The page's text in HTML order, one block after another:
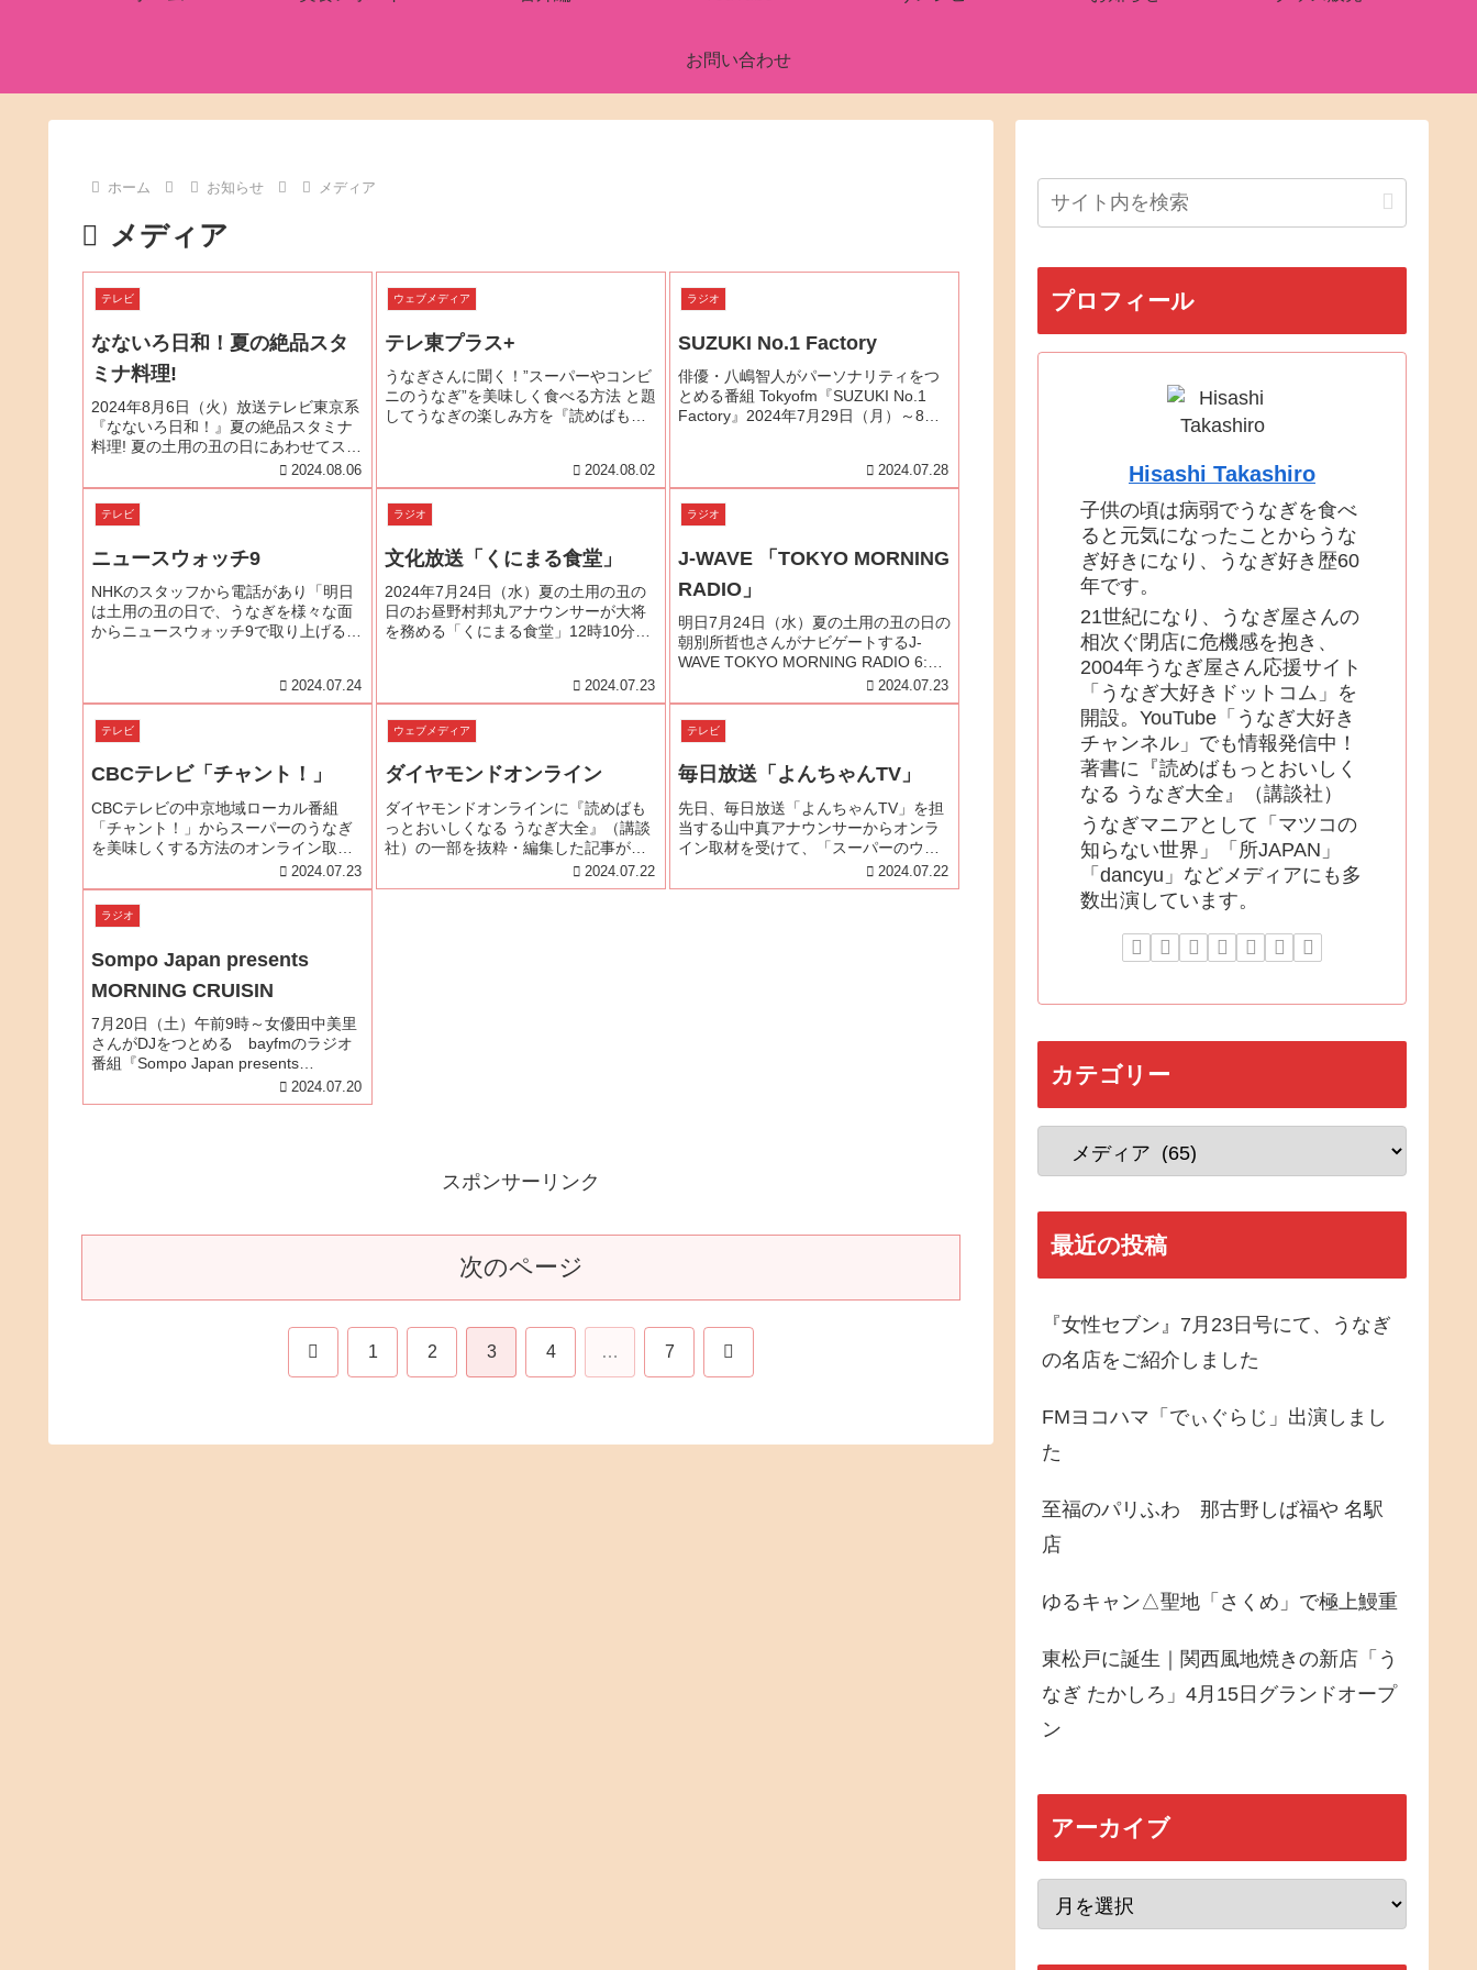
お問い合わせ
ホーム お知らせ メディア
メディア
テレビ
なないろ日和！夏の絶品スタ
ミナ料理!
2024年8月6日（火）放送テレビ東京系
『なないろ日和！』夏の絶品スタミナ
料理! 夏の土用の丑の日にあわせてスー
パーマーケット販売されるこだわりの
うなぎの蒲焼をご自宅でさらに美味し
く食べる方法夏にピッタリ！スーパー
のうなぎを使ったうなぎレシ...
2024.08.06
ウェブメディア
テレ東プラス+
うなぎさんに聞く！”スーパーやコンビ
ニのうなぎ”を美味しく食べる方法 と題
してうなぎの楽しみ方を『読めばもっ
ました。是非お読みください！2024.08.02
ラジオ
SUZUKI No.1 Factory
俳優・八嶋智人がパーソナリティをつ
とめる番組 Tokyofm『SUZUKI No.1
Factory』2024年7月29日（月）～8月1
2024.07.28
テレビ
ニュースウォッチ9
NHKのスタッフから電話があり「明日
は土用の丑の日で、うなぎを様々な面
からニュースウォッチ9で取り上げるの
ビ番組のロケが入っていて、放送開始
直前の取材となりました。インタ...
2024.07.24
ラジオ
文化放送「くにまる食堂」
2024年7月24日（水）夏の土用の丑の
日のお昼野村邦丸アナウンサーが大将
を務める「くにまる食堂」12時10分頃
込めたお話をさせていただく予定で
す。是非お聴きくださいませm...
2024.07.23
ラジオ
J-WAVE 「TOKYO MORNING
RADIO」
明日7月24日（水）夏の土用の丑の日の
朝別所哲也さんがナビゲートするJ-
WAVE TOKYO MORNING RADIO 6:15
頃『MORNING CHARGE』 のコーナー
「土用の丑の日」に注目したゲストし
て出演します！是非お聴きくださ...
2024.07.23
テレビ
CBCテレビ「チャント！」
CBCテレビの中京地域ローカル番組
「チャント！」からスーパーのうなぎ
を美味しくする方法のオンライン取材
を受けました。私のうなぎ愛、名古屋
愛をこめてお伝えしました。2024年7
月23日（火）放送予定です。
2024.07.23
ウェブメディア
ダイヤモンドオンライン
ダイヤモンドオンラインに『読めばも
っとおいしくなる うなぎ大全』（講談
社）の一部を抜粋・編集した記事が掲
載されました。是非お聴きください。
2024.07.22
テレビ
毎日放送「よんちゃんTV」
先日、毎日放送「よんちゃんTV」を担
当する山中真アナウンサーからオンラ
イン取材を受けて、「スーパーのウナ
ギを美味しく食べる方法」「スーパー
の美味しいウナギの見分け方」「関東
2024.07.22
ラジオ
Sompo Japan presents
MORNING CRUISIN
7月20日（土）午前9時～女優田中美里
さんがDJをつとめる bayfmのラジオ
番組『Sompo Japan presents
MORNING CRUISIN』にコメント出演
させていただきます。週末の朝に、さ
2024.07.20
スポンサーリンク
次のページ
前 1 2 3 4 … 7 次
プロフィール
Hisashi Takashiro
子供の頃は病弱でうなぎを食べ
ると元気になったことからうな
ぎ好きになり、うなぎ好き歴60
年です。
21世紀になり、うなぎ屋さんの
相次ぐ閉店に危機感を抱き、
2004年うなぎ屋さん応援サイト
「うなぎ大好きドットコム」を
開設。YouTube「うなぎ大好き
チャンネル」でも情報発信中！
著書に『読めばもっとおいしく
なる うなぎ大全』（講談社）
うなぎマニアとして「マツコの
知らない世界」「所JAPAN」
「dancyu」などメディアにも多
数出演しています。
カテゴリー
最近の投稿
『女性セブン』7月23日号にて、うなぎ
の名店をご紹介しました
FMヨコハマ「でぃぐらじ」出演しまし
た
至福のパリふわ 那古野しば福や 名駅
店
ゆるキャン△聖地「さくめ」で極上鰻重
東松戸に誕生｜関西風地焼きの新店「う
なぎ たかしろ」4月15日グランドオープ
ン
アーカイブ